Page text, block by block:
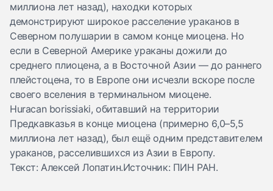
миллиона лет назад), находки которых
демонстрируют широкое расселение ураканов в
Северном полушарии в самом конце миоцена. Но
если в Северной Америке ураканы дожили до
среднего плиоцена, а в Восточной Азии — до раннего
плейстоцена, то в Европе они исчезли вскоре после
своего вселения в терминальном миоцене.
Huracan borissiaki, обитавший на территории
Предкавказья в конце миоцена (примерно 6,0–5,5
миллиона лет назад), был ещё одним представителем
ураканов, расселившихся из Азии в Европу.
Текст: Алексей Лопатин.Источник: ПИН РАН.